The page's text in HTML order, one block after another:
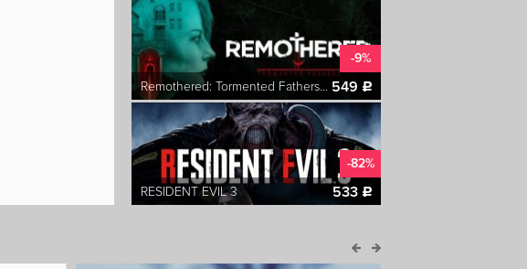
-9%
Remothered: Tormented Fathers Deluxe Edition 549 c
-82%
RESIDENT EVIL 3
533 c